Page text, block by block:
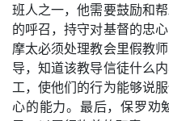
班人之一，他需要鼓励和
的呼召，持守对基督的忠
摩太必须处理教会里假教
导，知道该教导信徒什么
工，使他们的行为能够说
心的能力。最后，保罗劝